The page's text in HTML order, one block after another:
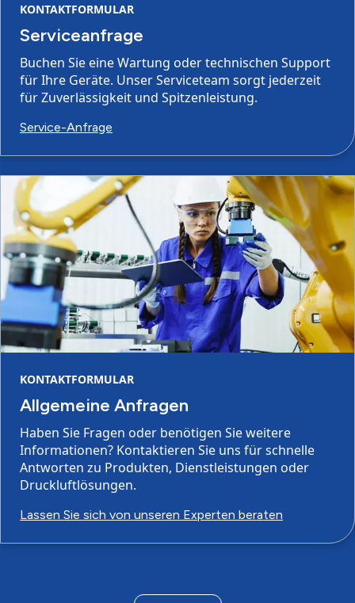
KONTAKTFORMULAR
Serviceanfrage
Buchen Sie eine Wartung oder technischen Support
für Ihre Geräte. Unser Serviceteam sorgt jederzeit
für Zuverlässigkeit und Spitzenleistung.
Service-Anfrage
KONTAKTFORMULAR
Allgemeine Anfragen
Haben Sie Fragen oder benötigen Sie weitere
Informationen? Kontaktieren Sie uns für schnelle
Antworten zu Produkten, Dienstleistungen oder
Druckluftlösungen.
Lassen Sie sich von unseren Experten beraten